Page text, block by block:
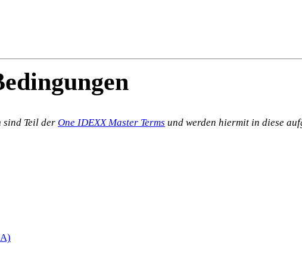
sind Teil der One IDEXX Master Terms und werden hiermit in diese